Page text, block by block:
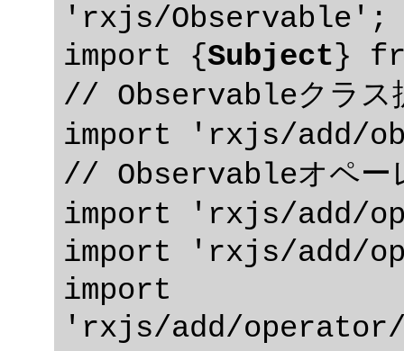
'rxjs/Observable';
import {Subject}
// Observableクラス
import 'rxjs/add/
// Observableオペー
import 'rxjs/add/
import 'rxjs/add/
import